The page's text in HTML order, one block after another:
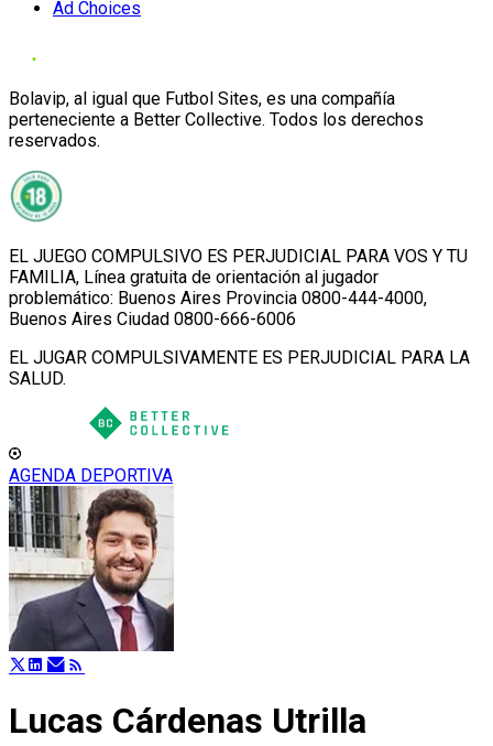
Ad Choices
Bolavip, al igual que Futbol Sites, es una compañía
perteneciente a Better Collective. Todos los derechos
reservados.
EL JUEGO COMPULSIVO ES PERJUDICIAL PARA VOS Y TU
FAMILIA, Línea gratuita de orientación al jugador
problemático: Buenos Aires Provincia 0800-444-4000,
Buenos Aires Ciudad 0800-666-6006
EL JUGAR COMPULSIVAMENTE ES PERJUDICIAL PARA LA
SALUD.
AGENDA DEPORTIVA
Lucas Cárdenas Utrilla